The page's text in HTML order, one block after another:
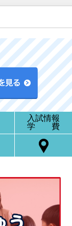
入試情報
学 費